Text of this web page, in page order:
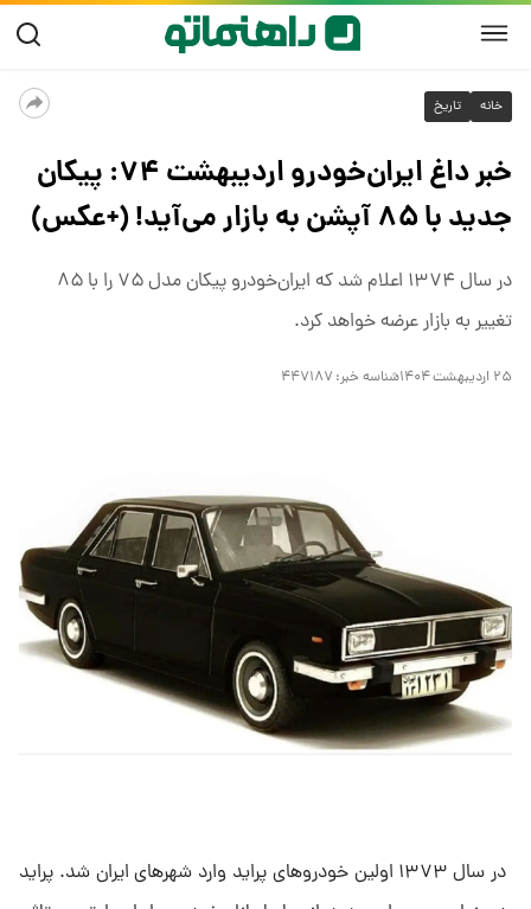
خانه تاریخ
خبر داغ ایران‌خودرو اردیبهشت ۷۴: پیکان
جدید با ۸۵ آپشن به بازار می‌آید! (+عکس)
در سال ۱۳۷۴ اعلام شد که ایران‌خودرو پیکان مدل ۷۵ را با ۸۵
تغییر به بازار عرضه خواهد کرد.
۲۵ اردیبهشت ۱۴۰۴ شناسه خبر: ۴۴۷۱۸۷
در سال ۱۳۷۳ اولین خودروهای پراید وارد شهرهای ایران شد. پراید